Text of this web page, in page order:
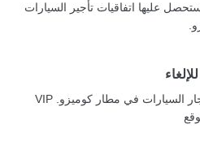
عليها اتفاقيات تأجير السيارات
إلغاء مجاني لايجار السيارات في مطار كوميزو. VIP